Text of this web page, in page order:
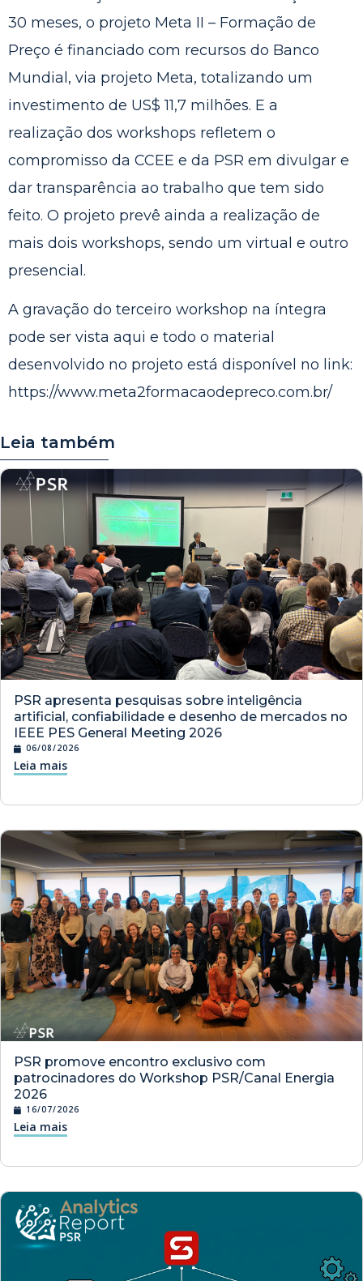
30 meses, o projeto Meta II – Formação de
Preço é financiado com recursos do Banco
Mundial, via projeto Meta, totalizando um
investimento de US$ 11,7 milhões. E a
realização dos workshops refletem o
compromisso da CCEE e da PSR em divulgar e
dar transparência ao trabalho que tem sido
feito. O projeto prevê ainda a realização de
mais dois workshops, sendo um virtual e outro
presencial.
A gravação do terceiro workshop na íntegra
pode ser vista aqui e todo o material
desenvolvido no projeto está disponível no link:
https://www.meta2formacaodepreco.com.br/
Leia também
PSR apresenta pesquisas sobre inteligência
artificial, confiabilidade e desenho de mercados no
IEEE PES General Meeting 2026
06/08/2026
Leia mais
PSR promove encontro exclusivo com
patrocinadores do Workshop PSR/Canal Energia
2026
16/07/2026
Leia mais